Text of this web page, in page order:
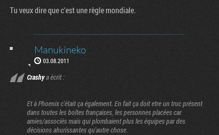
Tu veux dire que c'est une règle mondiale.
Manukineko
03.08.2011
Crashya écrit :
Et à Phoenix c'était ça également. En fait ça doit etre un truc présent
dans toutes les boîtes françaises, les personnes placées car
amies/associés mais qui plombaient plus les équipes par des
décisions ahurissantes qu'autre chose.